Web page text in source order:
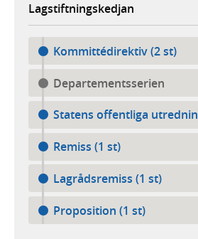
Lagstiftningskedjan
Kommittédirektiv (2 st)
Departementsserien
Statens offentliga
Remiss (1 st)
Lagrådsremiss (1 st)
Proposition (1 st)